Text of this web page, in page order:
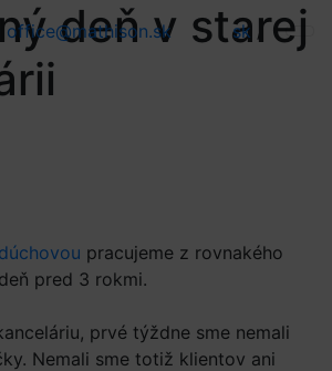
office@mathison.sk sk /
deň v starej
pracujeme z rovnakého
pred 3 rokmi.
prvé týždne sme nemali
Nemali sme totiž klientov ani